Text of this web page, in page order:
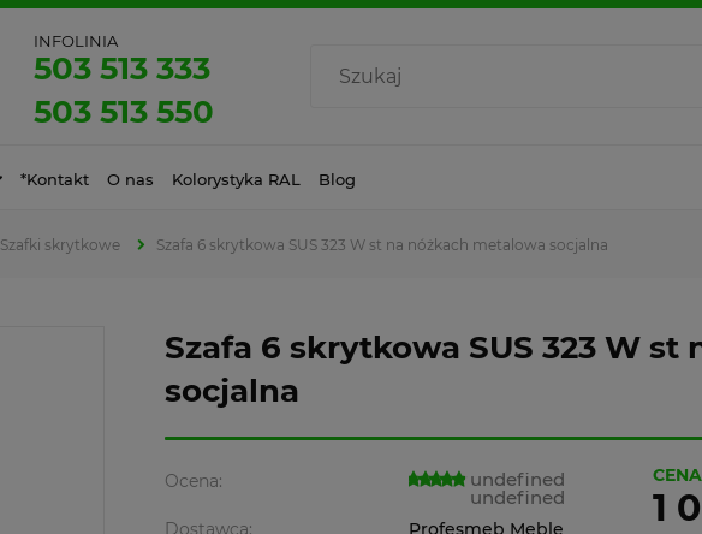
INFOLINIA
503 513 333
503 513 550
*Kontakt O nas Kolorystyka RAL Blog
Szafki skrytkowe Szafa 6 skrytkowa SUS 323 W st na nóżkach metalowa socjalna
Szafa 6 skrytkowa SUS 323 W
socjalna
Ocena: undefined
undefined
Dostawca:
Profesmeb Meble
1